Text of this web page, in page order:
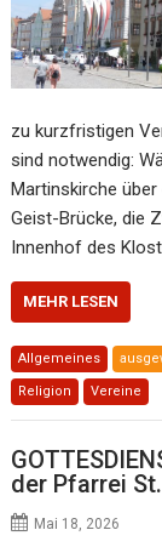
zu kurzfristigen
sind notwendig:
Martinskirche
Geist-Brücke, die
Innenhof des
MEHR LESEN
Allgemeines
Religion Vereine
der Pfarrei
Mai 18, 2026